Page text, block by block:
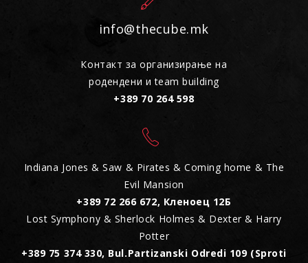
info@thecube.mk
Контакт за организирање на
родендени и team building
+389 70 264 598
Indiana Jones & Saw & Pirates & Coming home & The
Evil Mansion
+389 72 266 672, Кленоец 12Б
Lost Symphony & Sherlock Holmes & Dexter & Harry
Potter
+389 75 374 330, Bul.Partizanski Odredi 109 (Sproti